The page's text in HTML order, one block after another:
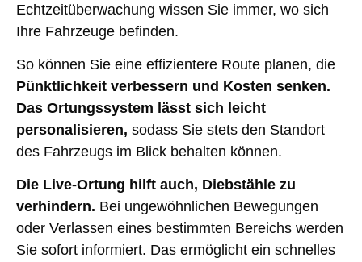
Echtzeitüberwachung wissen Sie immer, wo sich
Ihre Fahrzeuge befinden.
So können Sie eine effizientere Route planen, die
Pünktlichkeit verbessern und Kosten senken.
Das Ortungssystem lässt sich leicht
personalisieren, sodass Sie stets den Standort
des Fahrzeugs im Blick behalten können.
Die Live-Ortung hilft auch, Diebstähle zu
verhindern. Bei ungewöhnlichen Bewegungen
oder Verlassen eines bestimmten Bereichs werden
Sie sofort informiert. Das ermöglicht ein schnelles